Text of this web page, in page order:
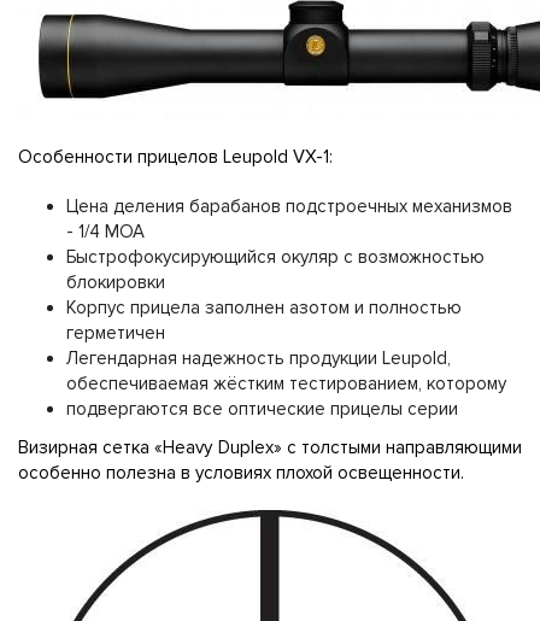
Особенности прицелов Leupold VX-1:
Цена деления барабанов подстроечных механизмов
- 1/4 MOA
Быстрофокусирующийся окуляр с возможностью
блокировки
Корпус прицела заполнен азотом и полностью
герметичен
Легендарная надежность продукции Leupold,
обеспечиваемая жёстким тестированием, которому
подвергаются все оптические прицелы серии
Визирная сетка «Heavy Duplex» с толстыми направляющими
особенно полезна в условиях плохой освещенности.